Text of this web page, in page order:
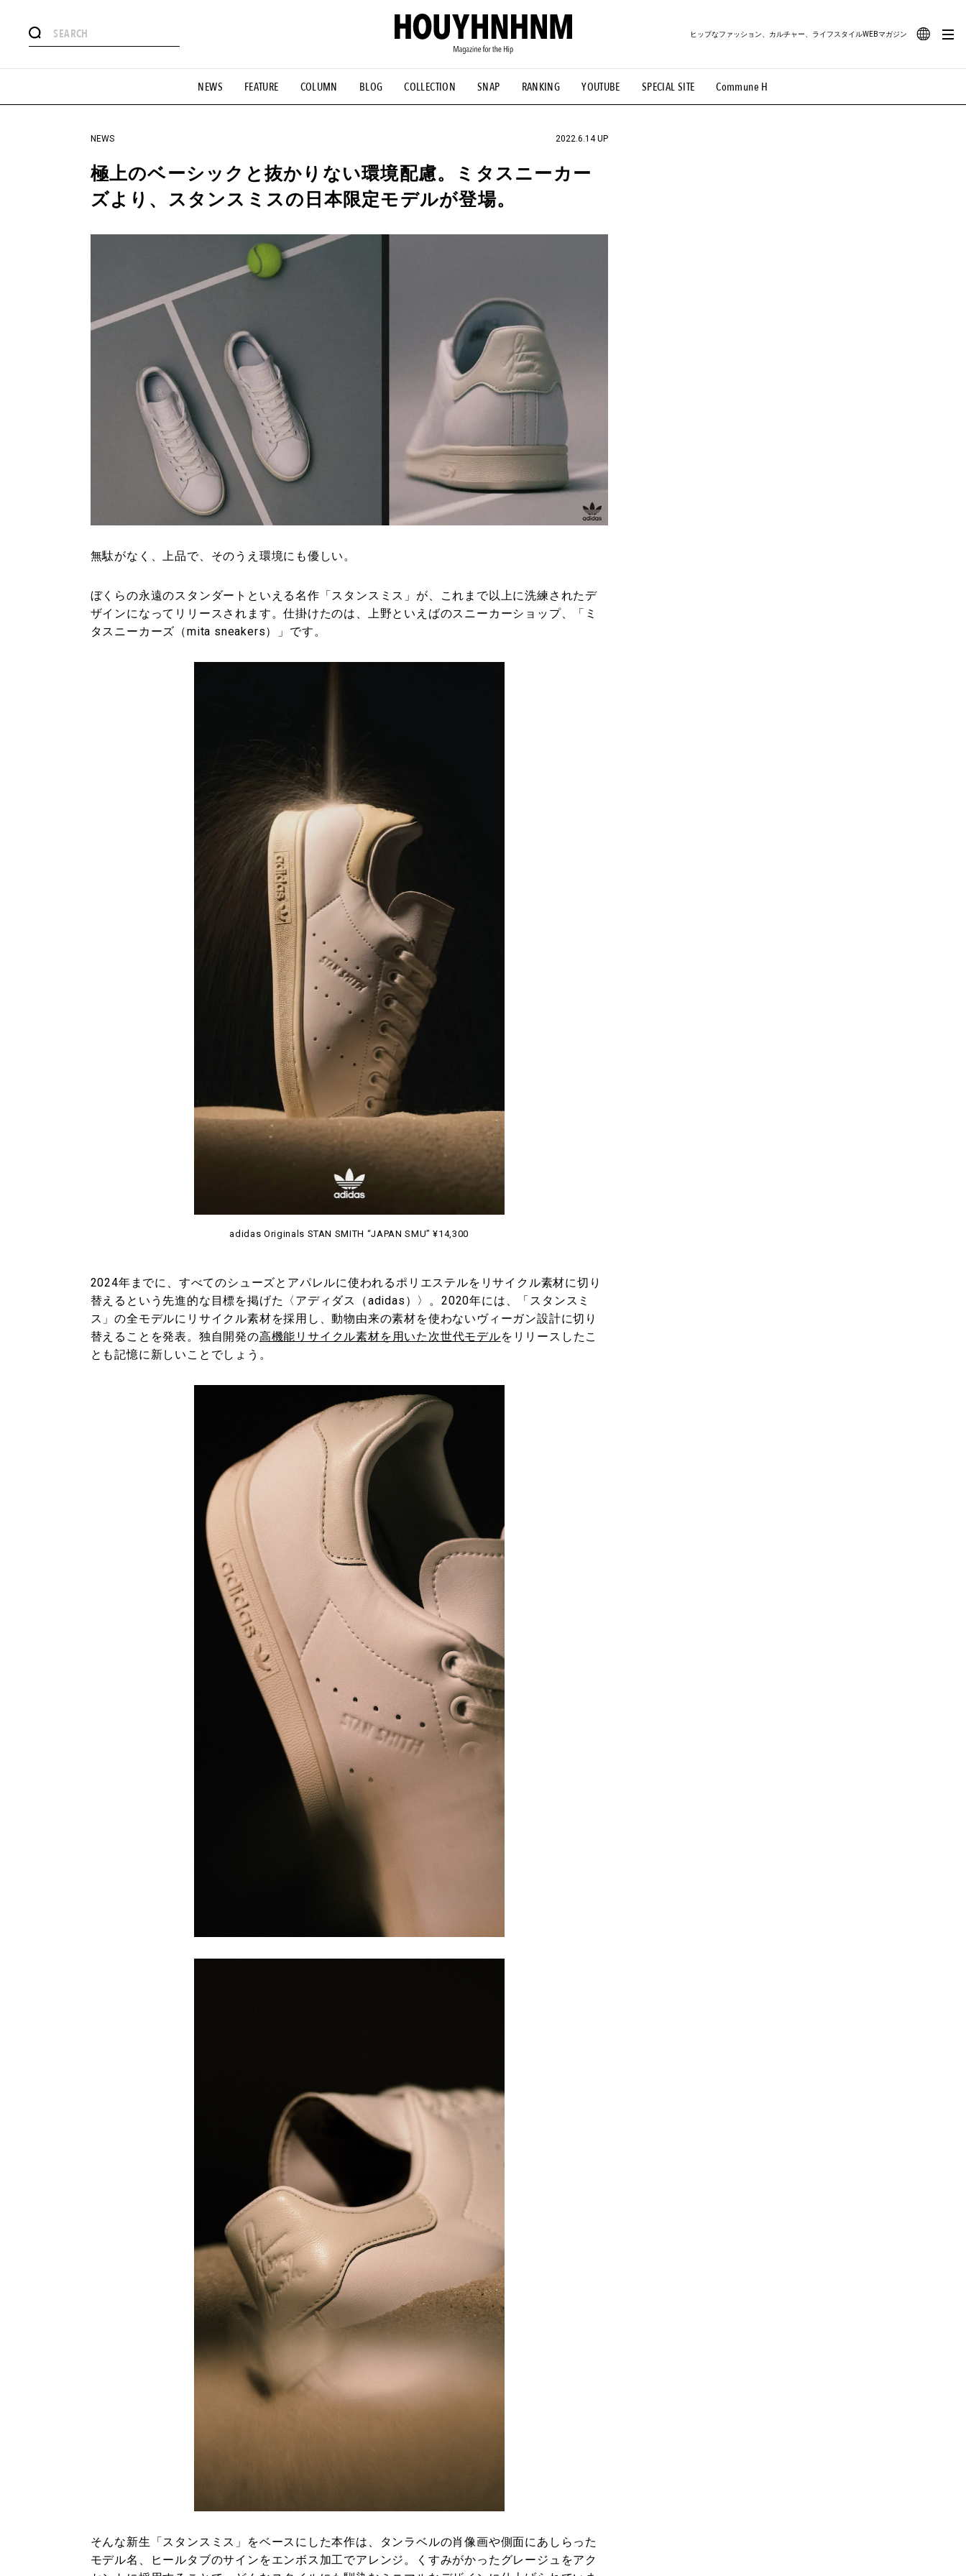
NEWS FEATURE COLUMN BLOG COLLECTION SNAP RANKING YOUTUBE SPECIAL SITE Commune H
ヒップなファッション、カルチャー、ライフスタイルWEBマガジン
#憧れの逸品 #ESSENTIAL DESIGNS #古着サミット #NEW VINTAGE #マイナーグッド図鑑 #路地裏てぃーん。 #MONTHLY JOURNAL
#GH 銘品の所以 #フイナムのYouTube #Commune H #FOCUS IT #AH.H #ととけん #FASHION #MUSIC #MOVIE #LIFESTYLE #SNEAKER #OUTDOOR
#HANDSOME HANDBOOK
NEWS 2022.6.14 UP
極上のベーシックと抜かりない環境配慮。ミタスニーカー
ズより、スタンスミスの日本限定モデルが登場。
無駄がなく、上品で、そのうえ環境にも優しい。
ぼくらの永遠のスタンダートといえる名作「スタンスミス」が、これまで以上に洗練されたデ
ザインになってリリースされます。仕掛けたのは、上野といえばのスニーカーショップ、「ミ
タスニーカーズ（mita sneakers）」です。
adidas Originals STAN SMITH “JAPAN SMU” ¥14,300
2024年までに、すべてのシューズとアパレルに使われるポリエステルをリサイクル素材に切り
替えるという先進的な目標を掲げた〈アディダス（adidas）〉。2020年には、「スタンスミ
ス」の全モデルにリサイクル素材を採用し、動物由来の素材を使わないヴィーガン設計に切り
替えることを発表。独自開発の高機能リサイクル素材を用いた次世代モデルをリリースしたこ
とも記憶に新しいことでしょう。
そんな新生「スタンスミス」をベースにした本作は、タンラベルの肖像画や側面にあしらった
モデル名、ヒールタブのサインをエンボス加工でアレンジ。くすみがかったグレージュをアク